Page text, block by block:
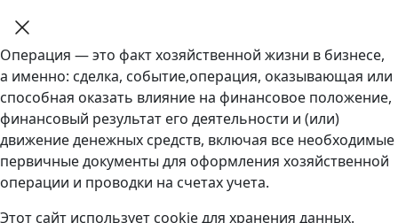
Операция — это факт хозяйственной жизни в бизнесе,
а именно: сделка, событие,операция, оказывающая или
способная оказать влияние на финансовое положение,
финансовый результат его деятельности и (или)
движение денежных средств, включая все необходимые
первичные документы для оформления хозяйственной
операции и проводки на счетах учета.
Этот сайт использует cookie для хранения данных.